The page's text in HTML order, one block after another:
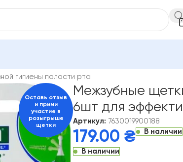
гигиены полости рта
Оставь отзыв
и прими
участие в
розыгрыше
щетки
Межзубные
6шт для
Артикул: 7630019900188
179.00 ₴ В наличии
В наличии